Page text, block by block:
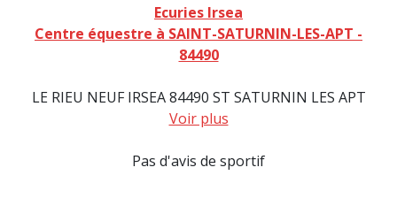
Ecuries Irsea
Centre équestre à SAINT-SATURNIN-LES-APT -
84490
LE RIEU NEUF IRSEA 84490 ST SATURNIN LES APT
Voir plus
Pas d'avis de sportif